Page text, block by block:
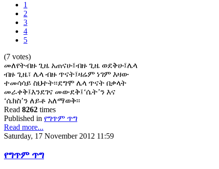
1
2
3
4
5
(7 votes)
መለየትብዙ ጊዜ አጠናሁ፤ብዙ ጊዜ ወደቅሁ፤ሌላ
ብዙ ጊዜ፣ ሌላ ብዙ ጥናት፤ዛሬም ነገም እዛው
ተመሳሳይ ስህተት፡፡ደግሞ ሌላ ጥናት በቃላት
መራቀቅ፤እንደገና መውደቅ፤‘ሴት’ን እና
‘ሴክስ’ን ለይቶ አለማወቅ፡፡
Read 8262 times
Published in የግጥም ጥግ
Read more...
Saturday, 17 November 2012 11:59
የግጥም ጥግ